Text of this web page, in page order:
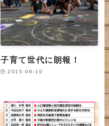
子育て世代に朗報！
2015-06-10